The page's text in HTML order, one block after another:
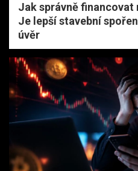
Jak správně
Je lepší stavební
úvěr